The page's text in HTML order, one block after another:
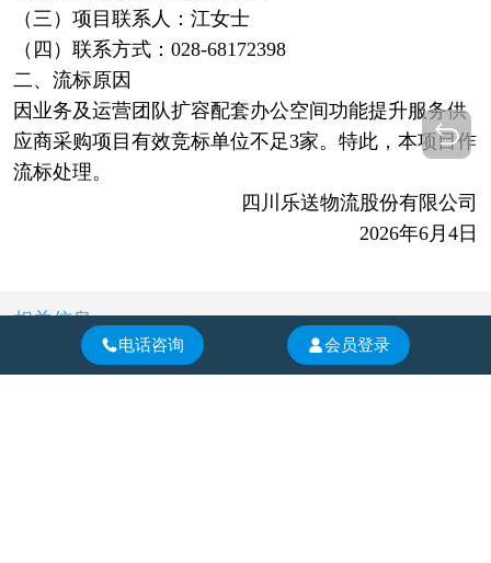
（三）项目联系人：江女士
（四）联系方式：028-68172398
二、流标原因
因业务及运营团队扩容配套办公空间功能提升服务供
应商采购项目有效竞标单位不足3家。特此，本项目作
流标处理。
四川乐送物流股份有限公司
2026年6月4日
相关信息
电话咨询 会员登录